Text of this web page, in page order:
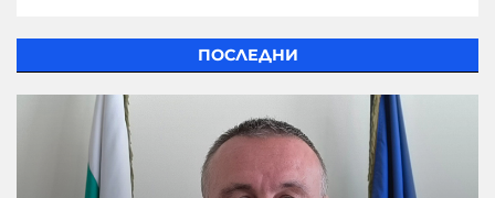
ПОСЛЕДНИ